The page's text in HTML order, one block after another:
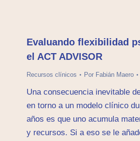
Evaluando flexibilidad
el ACT ADVISOR
Recursos clínicos Por Fabián Maero
Una consecuencia inevitable
en torno a un modelo clínico
años es que uno acumula
y recursos. Si a eso se le